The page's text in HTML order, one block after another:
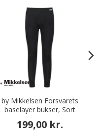
by Mikkelsen Forsvarets
baselayer bukser, Sort
199,00 kr.